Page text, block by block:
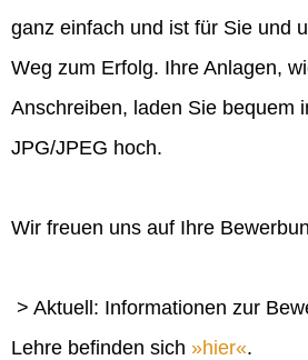
ganz einfach und ist für Sie und
Weg zum Erfolg. Ihre Anlagen,
Anschreiben, laden Sie bequem
JPG/JPEG hoch.
Wir freuen uns auf Ihre
> Aktuell: Informationen zur
Lehre befinden sich
hier .